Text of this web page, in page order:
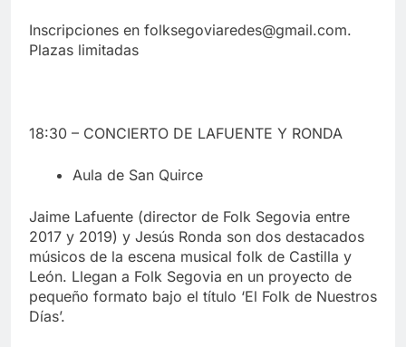
Inscripciones en folksegoviaredes@gmail.com.
Plazas limitadas
18:30 – CONCIERTO DE LAFUENTE Y RONDA
Aula de San Quirce
Jaime Lafuente (director de Folk Segovia entre
2017 y 2019) y Jesús Ronda son dos destacados
músicos de la escena musical folk de Castilla y
León. Llegan a Folk Segovia en un proyecto de
pequeño formato bajo el título ‘El Folk de Nuestros
Días’.